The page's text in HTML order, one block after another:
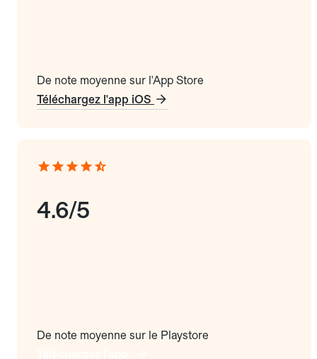
De note moyenne sur l'App Store
Téléchargez l'app iOS
4.6/5
De note moyenne sur le Playstore